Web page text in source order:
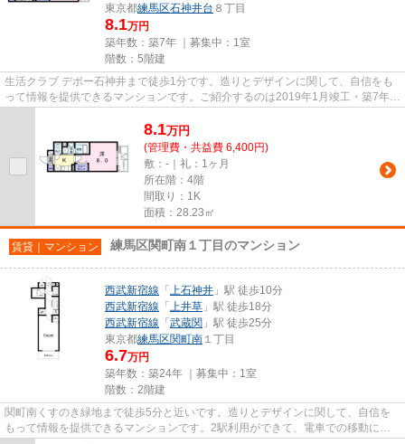
東京都練馬区石神井台 ８丁目
8.1万円
築年数：築7年 ｜募集中： 1室
階数：5階建
生活クラブ デポー石神井まで徒歩1分です。造りとデザインに関して、自信をも
って情報を提供できるマンションです。ご紹介するのは2019年1月竣工・築7年の
8.1万円
(管理費・共益費 6,400円)
敷：-｜礼：1ヶ月
所在階：4階
間取り：1K
面積：28.23㎡
賃貸｜マンション 練馬区関町南１丁目のマンション
西武新宿線 「 上石神井 」駅 徒歩10分
西武新宿線 「 上井草 」駅 徒歩18分
西武新宿線 「 武蔵関 」駅 徒歩25分
東京都練馬区関町南 １丁目
6.7万円
築年数：築24年 ｜募集中： 1室
階数：2階建
関町南くすのき緑地まで徒歩5分と近いです。造りとデザインに関して、自信を
もって情報を提供できるマンションです。2駅利用ができて、電車での移動に役